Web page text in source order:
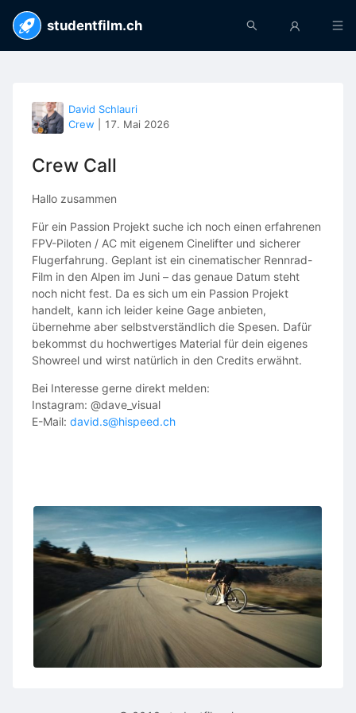
studentfilm.ch
David Schlauri
Crew
17. Mai 2026
Crew Call
Hallo zusammen
Für ein Passion Projekt suche ich noch einen erfahrenen
FPV-Piloten / AC mit eigenem Cinelifter und sicherer
Flugerfahrung. Geplant ist ein cinematischer Rennrad-
Film in den Alpen im Juni – das genaue Datum steht
noch nicht fest. Da es sich um ein Passion Projekt
handelt, kann ich leider keine Gage anbieten,
übernehme aber selbstverständlich die Spesen. Dafür
bekommst du hochwertiges Material für dein eigenes
Showreel und wirst natürlich in den Credits erwähnt.
Bei Interesse gerne direkt melden:
Instagram: @dave_visual
E-Mail: david.s@hispeed.ch